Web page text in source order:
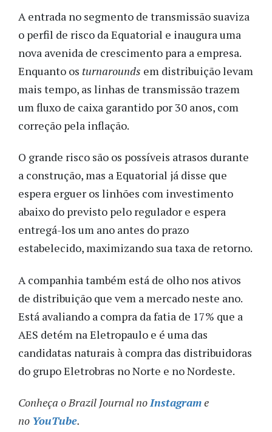
A entrada no segmento de transmissão suaviza
o perfil de risco da Equatorial e inaugura uma
nova avenida de crescimento para a empresa.
Enquanto os turnarounds em distribuição levam
mais tempo, as linhas de transmissão trazem
um fluxo de caixa garantido por 30 anos, com
correção pela inflação.
O grande risco são os possíveis atrasos durante
a construção, mas a Equatorial já disse que
espera erguer os linhões com investimento
abaixo do previsto pelo regulador e espera
entregá-los um ano antes do prazo
estabelecido, maximizando sua taxa de retorno.
A companhia também está de olho nos ativos
de distribuição que vem a mercado neste ano.
Está avaliando a compra da fatia de 17% que a
AES detém na Eletropaulo e é uma das
candidatas naturais à compra das distribuidoras
do grupo Eletrobras no Norte e no Nordeste.
Conheça o Brazil Journal noInstagrame
no YouTube.